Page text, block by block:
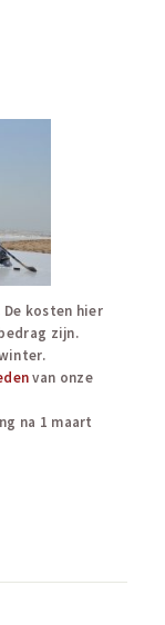
kosten hier
zijn.
van onze
na 1 maart